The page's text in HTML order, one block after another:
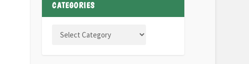
CATEGORIES